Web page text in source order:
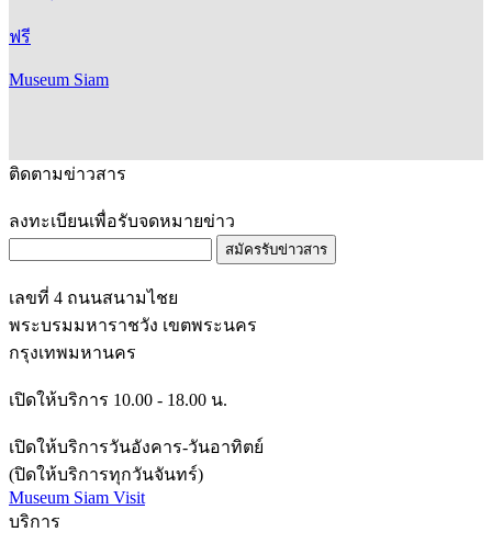
ฟรี
Museum Siam
ติดตามข่าวสาร
ลงทะเบียนเพื่อรับจดหมายข่าว
สมัครรับข่าวสาร
เลขที่ 4 ถนนสนามไชย
พระบรมมหาราชวัง เขตพระนคร
กรุงเทพมหานคร
เปิดให้บริการ 10.00 - 18.00 น.
เปิดให้บริการวันอังคาร-วันอาทิตย์
(ปิดให้บริการทุกวันจันทร์)
Museum Siam Visit
บริการ